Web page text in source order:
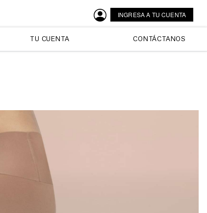
INGRESA A TU CUENTA
TU CUENTA CONTÁCTANOS